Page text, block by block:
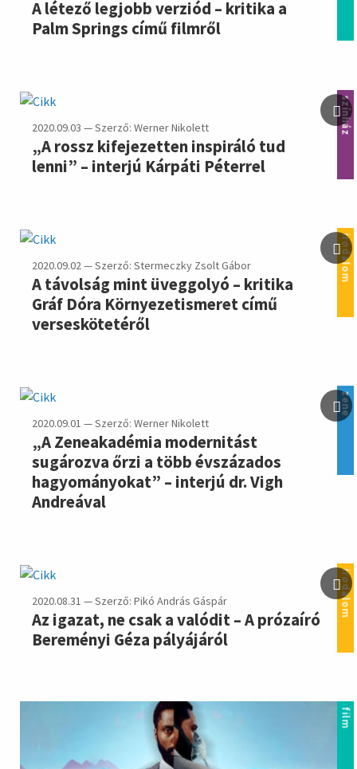
A létező legjobb verziód – kritika a
Palm Springs című filmről
színház
2020.09.03 — Szerző: Werner Nikolett
„A rossz kifejezetten inspiráló tud
lenni” – interjú Kárpáti Péterrel
irodalom
2020.09.02 — Szerző: Stermeczky Zsolt Gábor
A távolság mint üveggolyó – kritika
Gráf Dóra Környezetismeret című
verseskötetéről
zene
2020.09.01 — Szerző: Werner Nikolett
„A Zeneakadémia modernitást
sugározva őrzi a több évszázados
hagyományokat” – interjú dr. Vigh
Andreával
irodalom
2020.08.31 — Szerző: Pikó András Gáspár
Az igazat, ne csak a valódit – A prózaíró
Bereményi Géza pályájáról
film